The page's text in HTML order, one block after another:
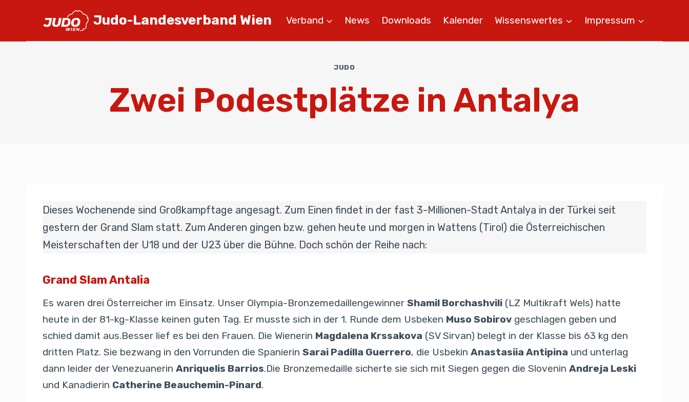
Judo-Landesverband Wien Verband News Downloads Kalender Wissenswertes Impressum
JUDO
Zwei Podestplätze in Antalya
Dieses Wochenende sind Großkampftage angesagt. Zum Einen findet in der fast 3-Millionen-Stadt Antalya in der Türkei seit
gestern der Grand Slam statt. Zum Anderen gingen bzw. gehen heute und morgen in Wattens (Tirol) die Österreichischen
Meisterschaften der U18 und der U23 über die Bühne. Doch schön der Reihe nach:
Grand Slam Antalia
Es waren drei Österreicher im Einsatz. Unser Olympia-Bronzemedaillengewinner Shamil Borchashvili (LZ Multikraft Wels) hatte
heute in der 81-kg-Klasse keinen guten Tag. Er musste sich in der 1. Runde dem Usbeken Muso Sobirov geschlagen geben und
schied damit aus.Besser lief es bei den Frauen. Die Wienerin Magdalena Krssakova (SV Sirvan) belegt in der Klasse bis 63 kg den
dritten Platz. Sie bezwang in den Vorrunden die Spanierin Sarai Padilla Guerrero, die Usbekin Anastasiia Antipina und unterlag
dann leider der Venezuanerin Anriquelis Barrios.Die Bronzemedaille sicherte sie sich mit Siegen gegen die Slovenin Andreja Leski
und Kanadierin Catherine Beauchemin-Pinard.